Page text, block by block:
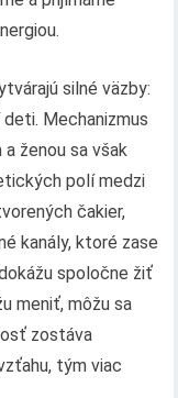
silné väzby:
Mechanizmus
ženou sa však
polí medzi
čakier,
kanály, ktoré zase
spoločne žiť
meniť, môžu sa
zostáva
tým viac